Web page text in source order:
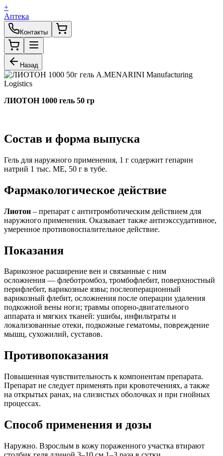
+
Аптека
Контакты
Назад
ЛИОТОН 1000 гель 50 гр
Состав и форма выпуска
Гель для наружного применения, 1 г содержит гепарин
натрий 1 тыс. МЕ, 50 г в тубе.
Фармакологическое действие
Лиотон – препарат с антитромботическим действием для
наружного применения. Оказывает также антиэкссудативное,
умеренное противовоспалительное действие.
Показания
Варикозное расширение вен и связанные с ним
осложнения — флеботромбоз, тромбофлебит, поверхностный
перифлебит, варикозные язвы; послеоперационный
варикозный флебит, осложнения после операции удаления
подкожной вены ноги; травмы опорно-двигательного
аппарата и мягких тканей: ушибы, инфильтраты и
локализованные отеки, подкожные гематомы, повреждение
мышц, сухожилий, суставов.
Противопоказания
Повышенная чувствительность к компонентам препарата.
Препарат не следует применять при кровотечениях, а также
на открытых ранах, на слизистых оболочках и при гнойных
процессах.
Способ применения и дозы
Наружно. Взрослым в кожу пораженного участка втирают